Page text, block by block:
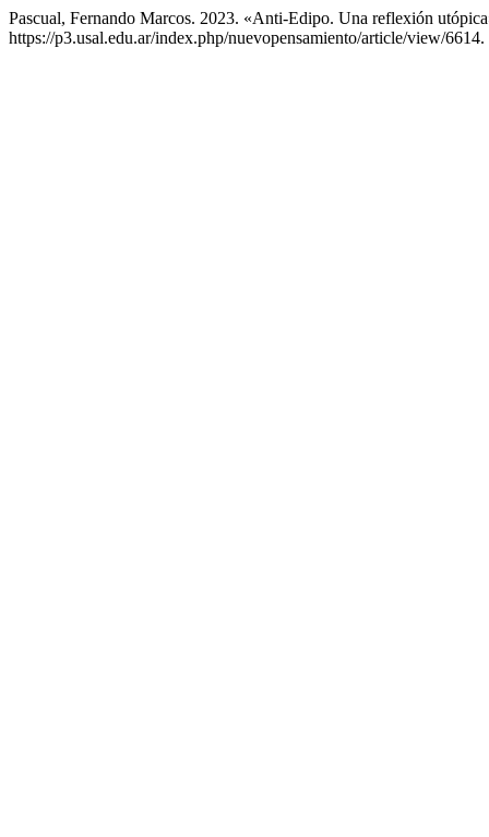
Pascual, Fernando Marcos. 2023. «Anti-Edipo. Una reflexión
https://p3.usal.edu.ar/index.php/nuevopensamiento/article/view/6614.